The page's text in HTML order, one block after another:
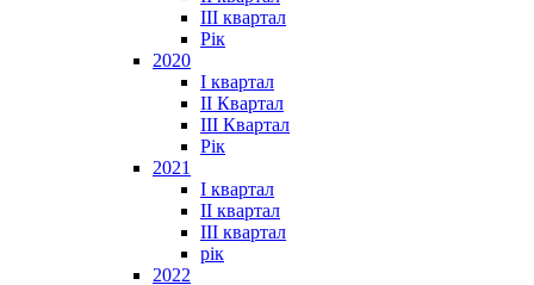
III квартал
Рік
2020
I квартал
II Квартал
III Квартал
Рік
2021
I квартал
II квартал
III квартал
рік
2022